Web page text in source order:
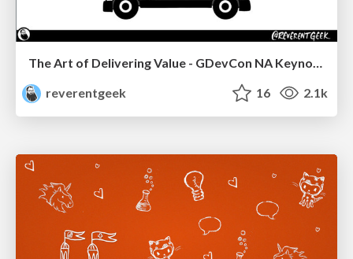
The Art of Delivering Value - GDevCon NA Keynote
reverentgeek
16 2.1k